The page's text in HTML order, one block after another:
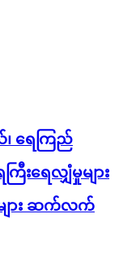
၊ ရေကြည်
းရေလျှံမှုများ
ျား ဆက်လက်